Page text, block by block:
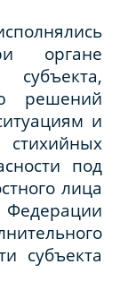
органе
решений
и
под
лица
субъекта